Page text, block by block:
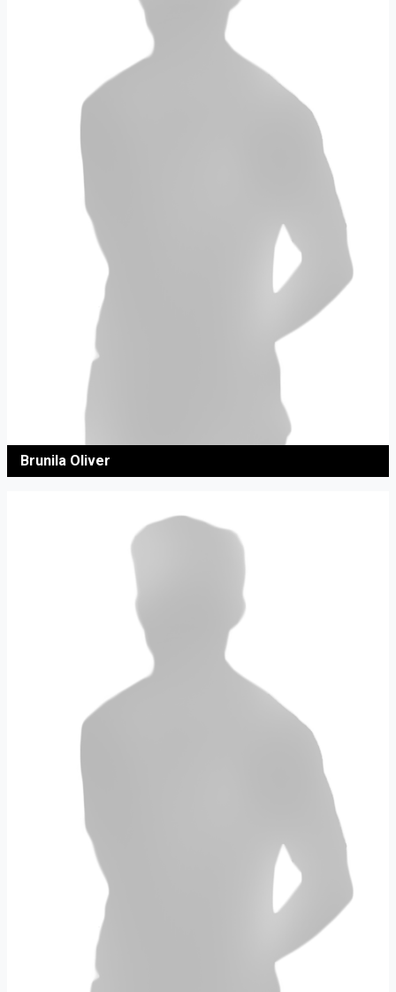
Brunila Oliver